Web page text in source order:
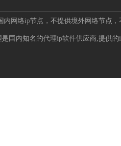
内网络ip节点，不提供境外网络节点
是国内知名的代理ip软件供应商,提供的